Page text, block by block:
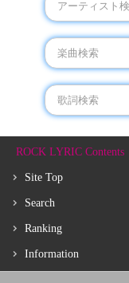
ROCK LYRIC Contents
Site Top
Search
Ranking
Information